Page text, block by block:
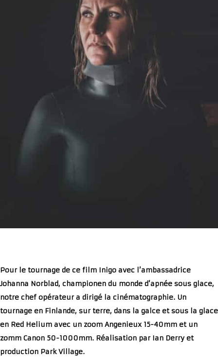
Pour le tournage de ce film Inigo avec l’ambassadrice
Johanna Norblad, championen du monde d’apnée sous glace,
notre chef opérateur a dirigé la cinématographie. Un
tournage en Finlande, sur terre, dans la galce et sous la glace
en Red Helium avec un zoom Angenieux 15-40mm et un
zomm Canon 50-1000mm. Réalisation par Ian Derry et
production Park Village.